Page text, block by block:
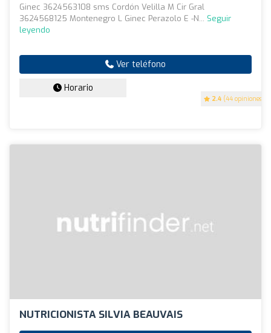
2.4 (44 opiniones)
Ginec 3624563108 sms Cordón Velilla M Cir Gral
3624568125 Montenegro L Ginec Perazolo E -N... Seguir
leyendo
Ver teléfono
Horario
NUTRICIONISTA SILVIA BEAUVAIS